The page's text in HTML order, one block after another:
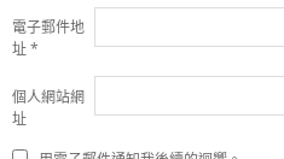
電子郵件地
址*
個人網站網
址